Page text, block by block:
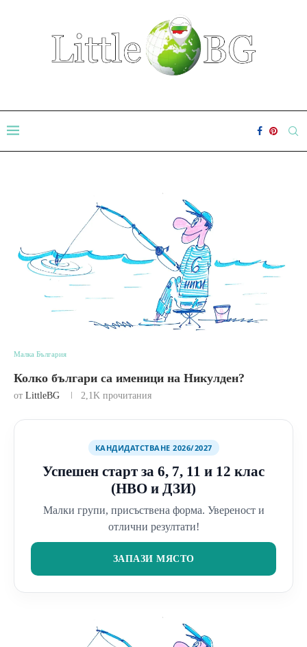
Малка България
Колко българи са именици на Никулден?
от LittleBG 2,1K прочитания
КАНДИДАТСТВАНЕ 2026/2027
Успешен старт за 6, 7, 11 и 12 клас
(НВО и ДЗИ)
Малки групи, присъствена форма. Увереност и
отлични резултати!
ЗАПАЗИ МЯСТО